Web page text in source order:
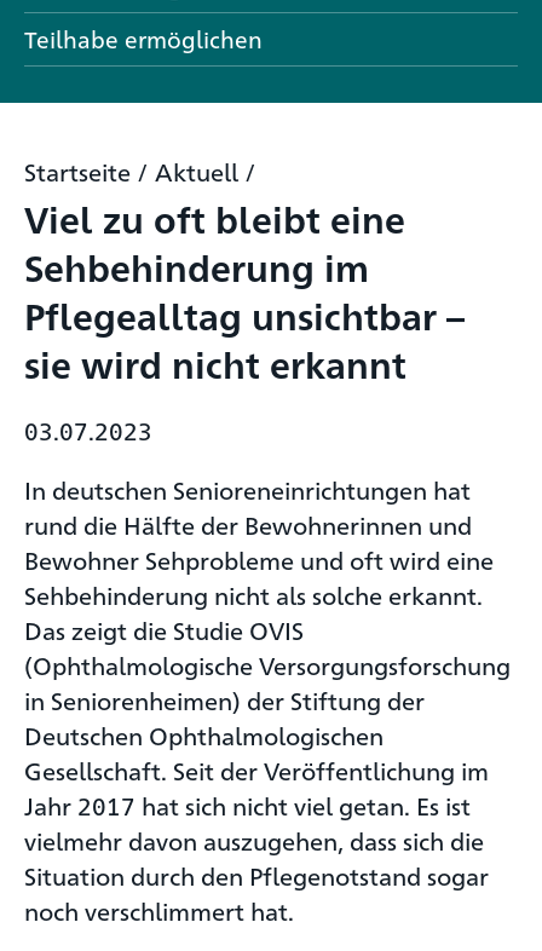
Teilhabe ermöglichen
Startseite / Aktuell /
Viel zu oft bleibt eine
Sehbehinderung im
Pflegealltag unsichtbar –
sie wird nicht erkannt
03.07.2023
In deutschen Senioreneinrichtungen hat
rund die Hälfte der Bewohnerinnen und
Bewohner Sehprobleme und oft wird eine
Sehbehinderung nicht als solche erkannt.
Das zeigt die Studie OVIS
(Ophthalmologische Versorgungsforschung
in Seniorenheimen) der Stiftung der
Deutschen Ophthalmologischen
Gesellschaft. Seit der Veröffentlichung im
Jahr 2017 hat sich nicht viel getan. Es ist
vielmehr davon auszugehen, dass sich die
Situation durch den Pflegenotstand sogar
noch verschlimmert hat.